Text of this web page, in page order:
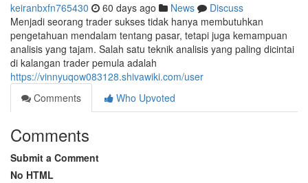
keiranbxfn765430 60 days ago News
Discuss
Menjadi seorang trader sukses tidak hanya membutuhkan
pengetahuan mendalam tentang pasar, tetapi juga kemampuan
analisis yang tajam. Salah satu teknik analisis yang paling dicintai
di kalangan trader pemula adalah
https://vinnyuqow083128.shivawiki.com/user
Comments
Who Upvoted
Comments
Submit a Comment
No HTML